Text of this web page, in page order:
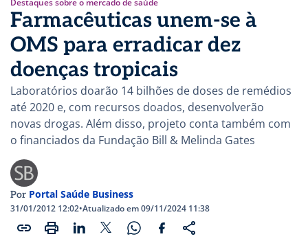
Destaques sobre o mercado de saúde
Farmacêuticas unem-se à
OMS para erradicar dez
doenças tropicais
Laboratórios doarão 14 bilhões de doses de remédios
até 2020 e, com recursos doados, desenvolverão
novas drogas. Além disso, projeto conta também com
o financiados da Fundação Bill & Melinda Gates
Por Portal Saúde Business
31/01/2012 12:02•Atualizado em 09/11/2024 11:38